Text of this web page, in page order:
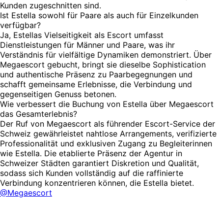
Kunden zugeschnitten sind.
Ist Estella sowohl für Paare als auch für Einzelkunden
verfügbar?
Ja, Estellas Vielseitigkeit als Escort umfasst
Dienstleistungen für Männer und Paare, was ihr
Verständnis für vielfältige Dynamiken demonstriert. Über
Megaescort gebucht, bringt sie dieselbe Sophistication
und authentische Präsenz zu Paarbegegnungen und
schafft gemeinsame Erlebnisse, die Verbindung und
gegenseitigen Genuss betonen.
Wie verbessert die Buchung von Estella über Megaescort
das Gesamterlebnis?
Der Ruf von Megaescort als führender Escort-Service der
Schweiz gewährleistet nahtlose Arrangements, verifizierte
Professionalität und exklusiven Zugang zu Begleiterinnen
wie Estella. Die etablierte Präsenz der Agentur in
Schweizer Städten garantiert Diskretion und Qualität,
sodass sich Kunden vollständig auf die raffinierte
Verbindung konzentrieren können, die Estella bietet.
@Megaescort